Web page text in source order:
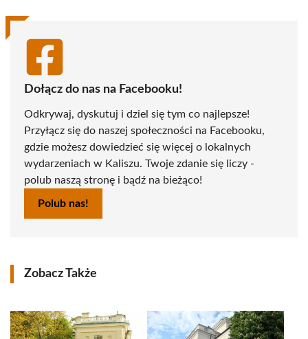
Dołącz do nas na Facebooku!
Odkrywaj, dyskutuj i dziel się tym co najlepsze!
Przyłącz się do naszej społeczności na Facebooku,
gdzie możesz dowiedzieć się więcej o lokalnych
wydarzeniach w Kaliszu. Twoje zdanie się liczy -
polub naszą stronę i bądź na bieżąco!
Polub nas!
Zobacz Także